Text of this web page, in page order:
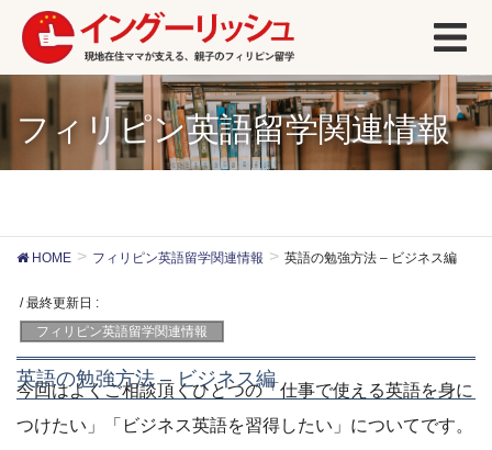
フィリピン英語留学関連情報
HOME フィリピン英語留学関連情報 英語の勉強方法 – ビジネス編
/ 最終更新日 :
フィリピン英語留学関連情報
英語の勉強方法 – ビジネス編
今回はよくご相談頂くひとつの「仕事で使える英語を身に
つけたい」「ビジネス英語を習得したい」についてです。